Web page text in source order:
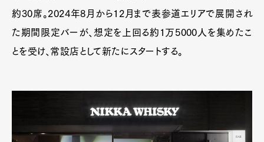
約30席。2024年8月から12月まで表参道エリアで展開され
た期間限定バーが、想定を上回る約1万5000人を集めたこ
とを受け、常設店として新たにスタートする。